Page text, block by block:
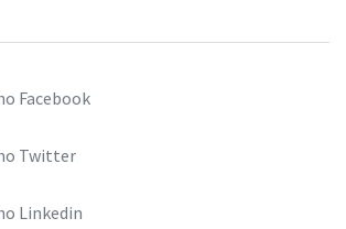
Facebook
Twitter
Linkedin